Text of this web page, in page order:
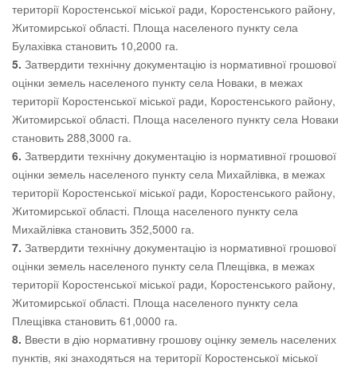
території Коростенської міської ради, Коростенського району,
Житомирської області. Площа населеного пункту села
Булахівка становить 10,2000 га.
5. Затвердити технічну документацію із нормативної грошової
оцінки земель населеного пункту села Новаки, в межах
території Коростенської міської ради, Коростенського району,
Житомирської області. Площа населеного пункту села Новаки
становить 288,3000 га.
6. Затвердити технічну документацію із нормативної грошової
оцінки земель населеного пункту села Михайлівка, в межах
території Коростенської міської ради, Коростенського району,
Житомирської області. Площа населеного пункту села
Михайлівка становить 352,5000 га.
7. Затвердити технічну документацію із нормативної грошової
оцінки земель населеного пункту села Плещівка, в межах
території Коростенської міської ради, Коростенського району,
Житомирської області. Площа населеного пункту села
Плещівка становить 61,0000 га.
8. Ввести в дію нормативну грошову оцінку земель населених
пунктів, які знаходяться на території Коростенської міської